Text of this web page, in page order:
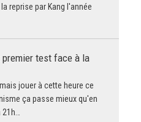
reprise par Kang l'année
premier test face à la
jouer à cette heure ce
ça passe mieux qu'en